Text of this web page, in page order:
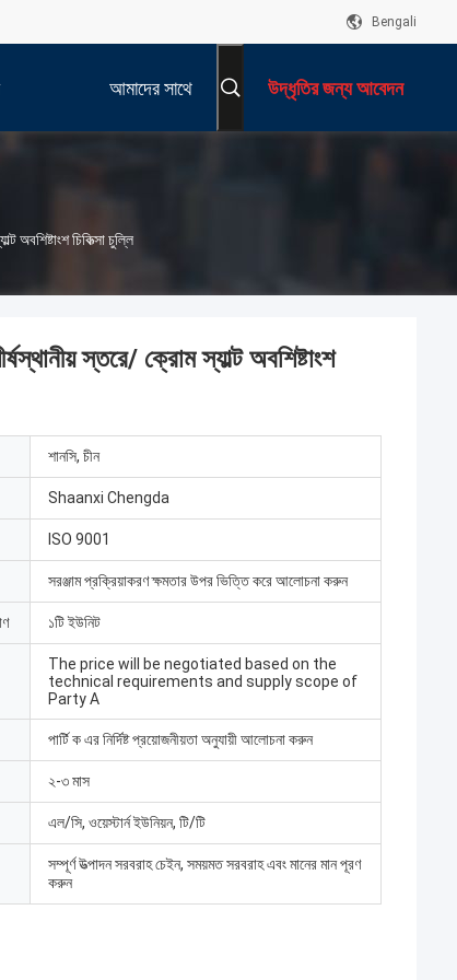
Bengali
আমাদের সাথে উদ্ধৃতির জন্য আবেদন
অবশিষ্টাংশ চিকিত্সা চুল্লি
স্তরে/ ক্রোম স্যাল্ট অবশিষ্টাংশ
শানসি, চীন
Shaanxi Chengda
ISO 9001
সরঞ্জাম প্রক্রিয়াকরণ ক্ষমতার উপর ভিত্তি করে আলোচনা করুন
১টি ইউনিট
The price will be negotiated based on the
technical requirements and supply scope of
Party A
পার্টি ক এর নির্দিষ্ট প্রয়োজনীয়তা অনুযায়ী আলোচনা করুন
২-৩ মাস
এল/সি, ওয়েস্টার্ন ইউনিয়ন, টি/টি
সম্পূর্ণ উত্পাদন সরবরাহ চেইন, সময়মত সরবরাহ এবং মানের মান পূরণ
করুন